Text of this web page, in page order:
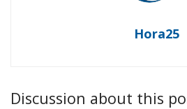
Hora25
Discussion about this